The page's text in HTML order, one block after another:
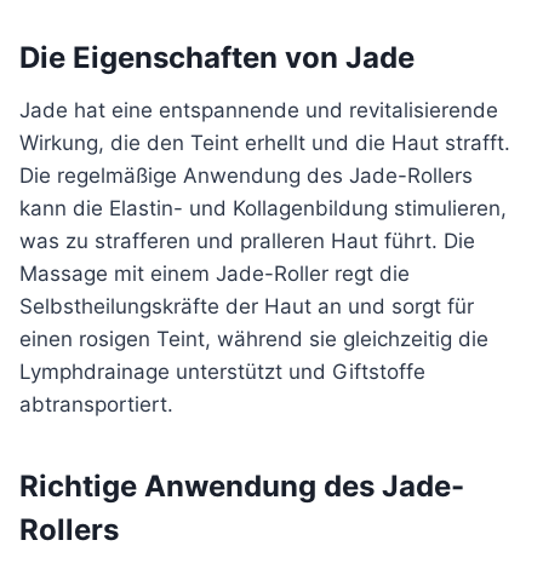
Die Eigenschaften von Jade
Jade hat eine entspannende und revitalisierende
Wirkung, die den Teint erhellt und die Haut strafft.
Die regelmäßige Anwendung des Jade-Rollers
kann die Elastin- und Kollagenbildung stimulieren,
was zu strafferen und pralleren Haut führt. Die
Massage mit einem Jade-Roller regt die
Selbstheilungskräfte der Haut an und sorgt für
einen rosigen Teint, während sie gleichzeitig die
Lymphdrainage unterstützt und Giftstoffe
abtransportiert.
Richtige Anwendung des Jade-
Rollers